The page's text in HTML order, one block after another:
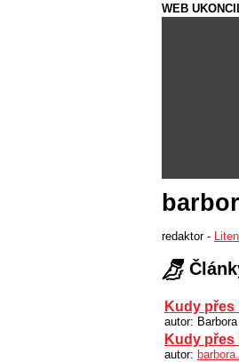
WEB
redaktor -
Kudy přes
autor:
Kudy přes
autor: